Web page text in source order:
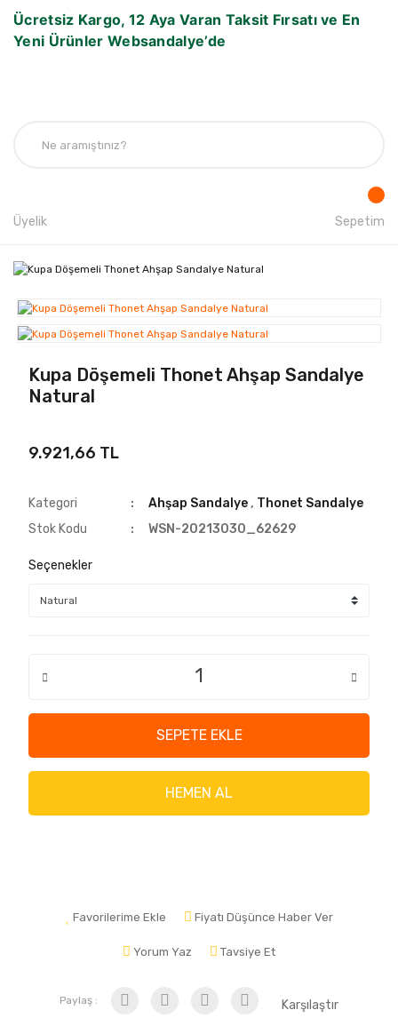
Ücretsiz Kargo, 12 Aya Varan Taksit Fırsatı ve En
Yeni Ürünler Websandalye’de
Üyelik Sepetim
Kupa Döşemeli Thonet Ahşap Sandalye
Natural
9.921,66 TL
Kategori Ahşap Sandalye, Thonet Sandalye
Stok Kodu
WSN-20213030_62629
Seçenekler
SEPETE EKLE
HEMEN AL
Favorilerime Ekle Fiyatı Düşünce Haber Ver
Yorum Yaz Tavsiye Et
Paylaş : Karşılaştır